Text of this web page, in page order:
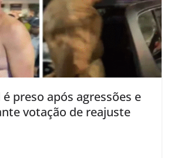
preso após agressões e
votação de reajuste